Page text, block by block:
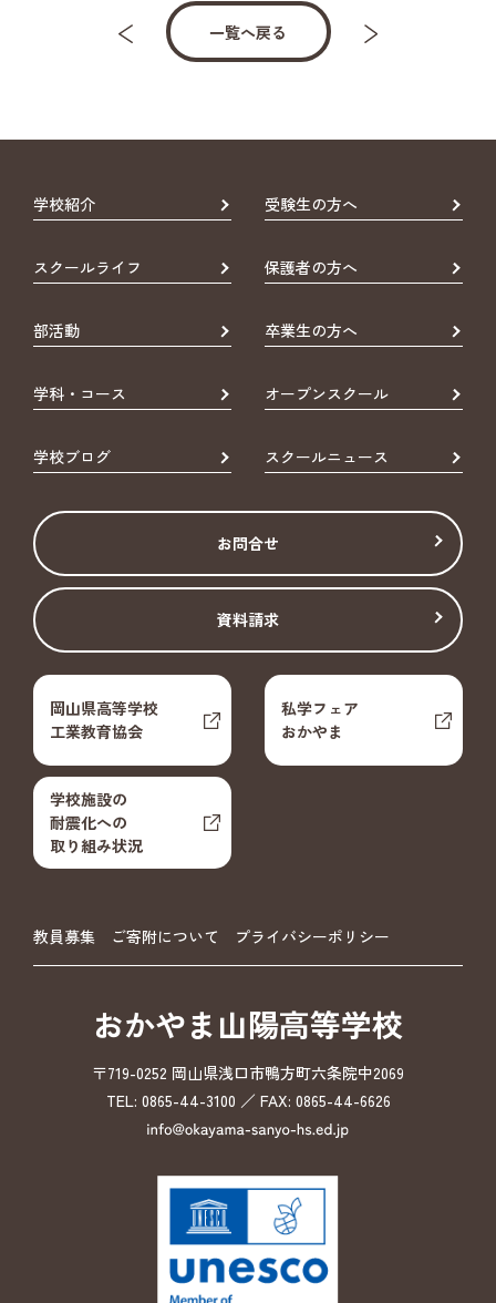
一覧へ戻る
学校紹介 受験生の方へ
スクールライフ 保護者の方へ
部活動 卒業生の方へ
学科・コース オープンスクール
学校ブログ スクールニュース
お問合せ
資料請求
岡山県高等学校
工業教育協会
私学フェア
おかやま
学校施設の
耐震化への
取り組み状況
教員募集 ご寄附について プライバシーポリシー
おかやま山陽高等学校
〒719-0252 岡山県浅口市鴨方町六条院中2069
TEL: 0865-44-3100 ／ FAX: 0865-44-6626